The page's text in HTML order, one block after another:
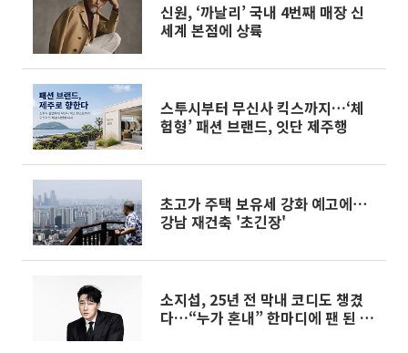
신원, ‘까날리’ 국내 4번째 매장 신
세계 본점에 상륙
스투시부터 무신사 킥스까지…‘체
험형’ 패션 브랜드, 잇단 제주행
초고가 주택 보유세 강화 예고에⋯
강남 재건축 '초긴장'
소지섭, 25년 전 막내 코디도 챙겼
다…“누가 혼내” 한마디에 팬 된 사